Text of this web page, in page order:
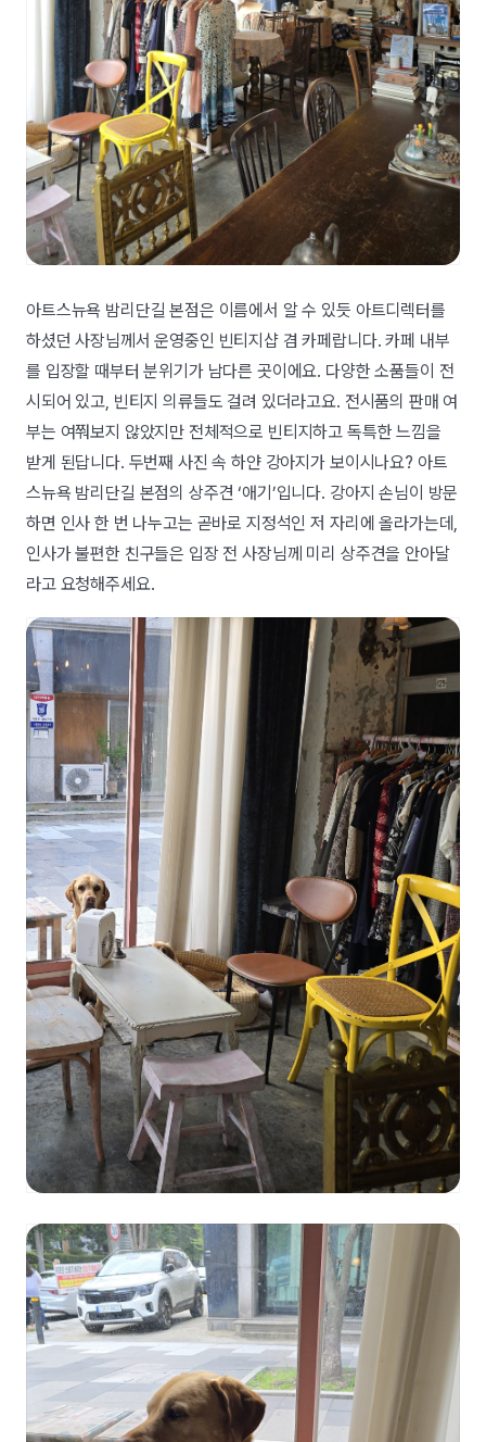
아트스뉴욕 밤리단길 본점은 이름에서 알 수 있듯 아트디렉터를
하셨던 사장님께서 운영중인 빈티지샵 겸 카페랍니다. 카페 내부
를 입장할 때부터 분위기가 남다른 곳이에요. 다양한 소품들이 전
시되어 있고, 빈티지 의류들도 걸려 있더라고요. 전시품의 판매 여
부는 여쭤보지 않았지만 전체적으로 빈티지하고 독특한 느낌을
받게 된답니다. 두번째 사진 속 하얀 강아지가 보이시나요? 아트
스뉴욕 밤리단길 본점의 상주견 ‘애기’입니다. 강아지 손님이 방문
하면 인사 한 번 나누고는 곧바로 지정석인 저 자리에 올라가는데,
인사가 불편한 친구들은 입장 전 사장님께 미리 상주견을 안아달
라고 요청해주세요.